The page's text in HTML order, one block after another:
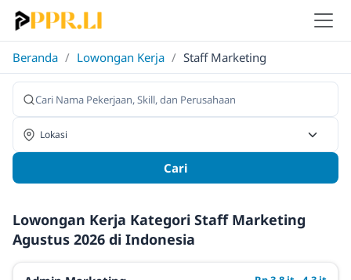
Beranda / Lowongan Kerja / Staff Marketing
Cari
Lowongan Kerja Kategori Staff Marketing
Agustus 2026 di Indonesia